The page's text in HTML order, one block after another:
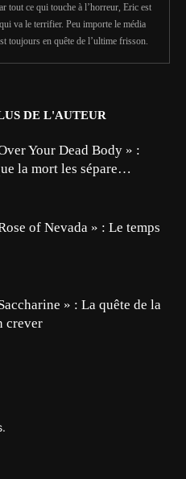
tout ce qui touche à l’horreur, Eric est
va le terrifier. Peu importe le média
toujours en quête de l’ultime frisson.
DE L'AUTEUR
Your Dead Body » :
la mort les sépare…
of Nevada » : Le temps
» : La quête de la
crever